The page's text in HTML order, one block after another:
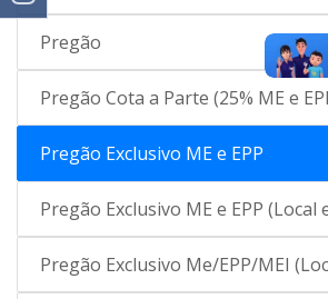
Pregão
Pregão Cota a Parte (25% ME e
Pregão Exclusivo ME e EPP
Pregão Exclusivo ME e EPP (Local
Pregão Exclusivo Me/EPP/MEI